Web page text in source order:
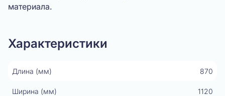
материала.
Характеристики
Длина (мм) 870
Ширина (мм) 1120